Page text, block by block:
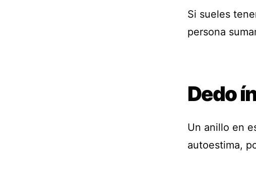
Si sueles
persona
Dedo
Un anillo en
autoestima,